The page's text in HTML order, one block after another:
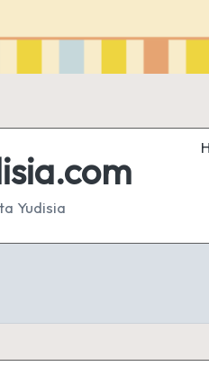
Yudisia